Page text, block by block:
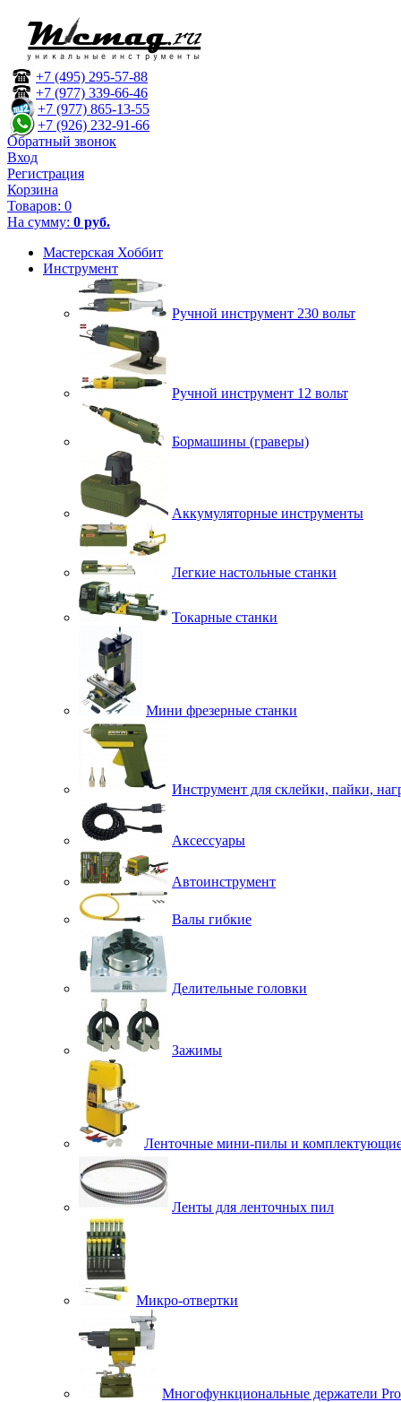
+7 (495) 295-57-88
+7 (977) 339-66-46
+7 (977) 865-13-55
+7 (926) 232-91-66
Обратный звонок
Вход
Регистрация
Корзина
Товаров: 0
На сумму: 0 руб.
Мастерская Хоббит
Инструмент
Ручной инструмент 230 вольт
Ручной инструмент 12 вольт
Бормашины (граверы)
Аккумуляторные инструменты
Легкие настольные станки
Токарные станки
Мини фрезерные станки
Инструмент для склейки, пайки,
Аксессуары
Автоинструмент
Валы гибкие
Делительные головки
Зажимы
Ленточные мини-пилы и
Ленты для ленточных пил
Микро-отвертки
Многофункциональные держатели